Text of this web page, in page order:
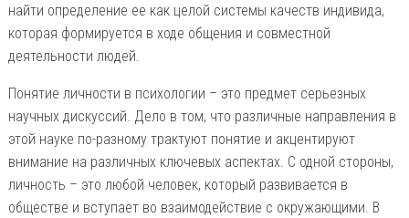
найти определение ее как целой системы качеств индивида,
которая формируется в ходе общения и совместной
деятельности людей.
Понятие личности в психологии – это предмет серьезных
научных дискуссий. Дело в том, что различные направления в
этой науке по-разному трактуют понятие и акцентируют
внимание на различных ключевых аспектах. С одной стороны,
личность – это любой человек, который развивается в
обществе и вступает во взаимодействие с окружающими. В